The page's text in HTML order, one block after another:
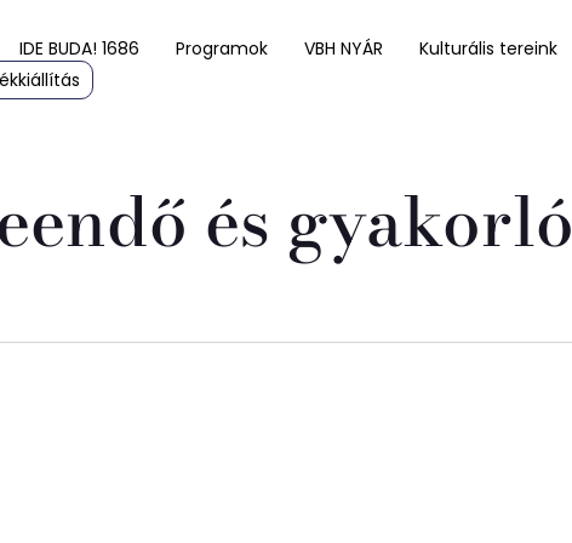
IDE BUDA! 1686 Programok VBH NYÁR Kulturális tereink
és